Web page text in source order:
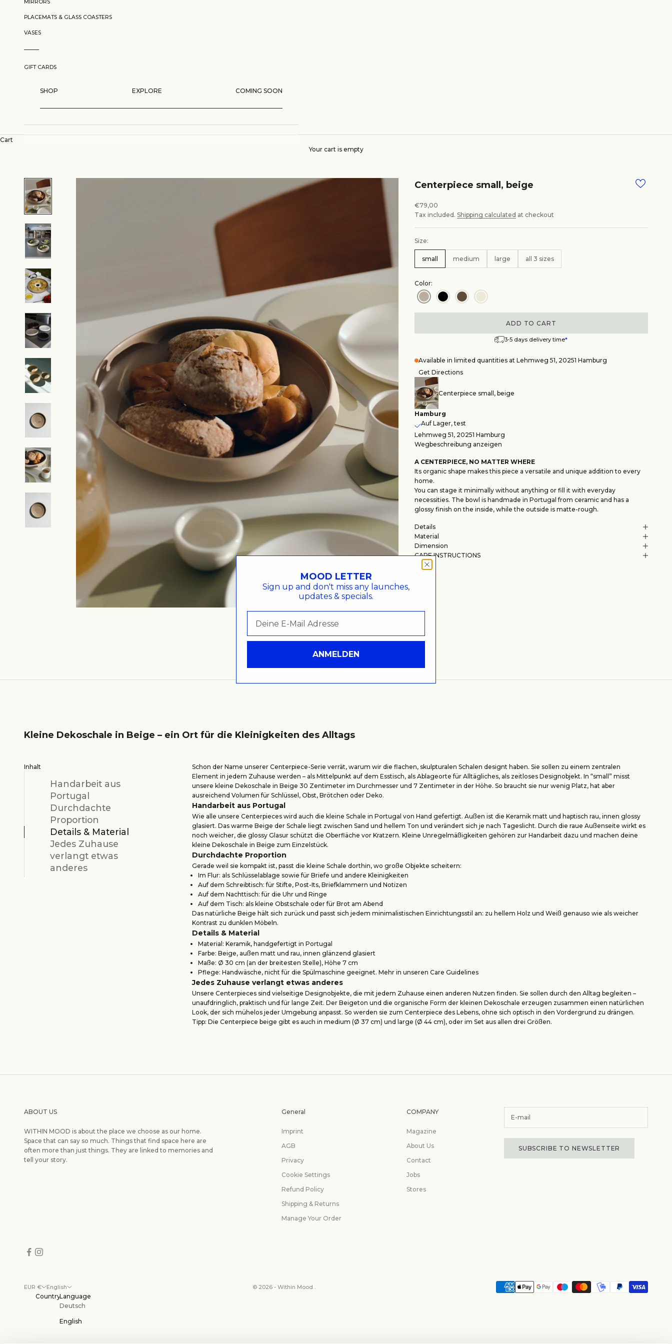
MIRRORS
PLACEMATS & GLASS COASTERS
VASES
GIFT CARDS
SHOP EXPLORE COMING SOON
Cart
Your cart is empty
Centerpiece small, beige
Sale price
€79,00
Tax included. Shipping calculated at checkout
Size:
small medium large all 3 sizes
Color:
ADD TO CART
3-5 days delivery time*
Available in limited quantities at Lehmweg 51, 20251 Hamburg
Get Directions
Centerpiece small, beige
Hamburg
Auf Lager, test
Lehmweg 51, 20251 Hamburg
Wegbeschreibung anzeigen
A CENTERPIECE, NO MATTER WHERE
Its organic shape makes this piece a versatile and unique addition to every
home.
You can stage it minimally without anything or fill it with everyday
necessities. The bowl is handmade in Portugal from ceramic and has a
glossy finish on the inside, while the outside is matte-rough.
Details
Material
Dimension
CARE INSTRUCTIONS
Kleine Dekoschale in Beige – ein Ort für die Kleinigkeiten des Alltags
Inhalt
Handarbeit aus
Portugal
Durchdachte
Proportion
Details & Material
Jedes Zuhause
verlangt etwas
anderes
Schon der Name unserer Centerpiece-Serie verrät, warum wir die flachen, skulpturalen Schalen designt haben. Sie sollen zu einem zentralen
Element in jedem Zuhause werden – als Mittelpunkt auf dem Esstisch, als Ablageorte für Alltägliches, als zeitloses Designobjekt. In “small” misst
unsere kleine Dekoschale in Beige 30 Zentimeter im Durchmesser und 7 Zentimeter in der Höhe. So braucht sie nur wenig Platz, hat aber
ausreichend Volumen für Schlüssel, Obst, Brötchen oder Deko.
Handarbeit aus Portugal
Wie alle unsere Centerpieces wird auch die kleine Schale in Portugal von Hand gefertigt. Außen ist die Keramik matt und haptisch rau, innen glossy
glasiert. Das warme Beige der Schale liegt zwischen Sand und hellem Ton und verändert sich je nach Tageslicht. Durch die raue Außenseite wirkt es
noch weicher, die glossy Glasur schützt die Oberfläche vor Kratzern. Kleine Unregelmäßigkeiten gehören zur Handarbeit dazu und machen deine
kleine Dekoschale in Beige zum Einzelstück.
Durchdachte Proportion
Gerade weil sie kompakt ist, passt die kleine Schale dorthin, wo große Objekte scheitern:
Im Flur: als Schlüsselablage sowie für Briefe und andere Kleinigkeiten
Auf dem Schreibtisch: für Stifte, Post-Its, Briefklammern und Notizen
Auf dem Nachttisch: für die Uhr und Ringe
Auf dem Tisch: als kleine Obstschale oder für Brot am Abend
Das natürliche Beige hält sich zurück und passt sich jedem minimalistischen Einrichtungsstil an: zu hellem Holz und Weiß genauso wie als weicher
Kontrast zu dunklen Möbeln.
Details & Material
Material: Keramik, handgefertigt in Portugal
Farbe: Beige, außen matt und rau, innen glänzend glasiert
Maße: Ø 30 cm (an der breitesten Stelle), Höhe 7 cm
Pflege: Handwäsche, nicht für die Spülmaschine geeignet. Mehr in unseren Care Guidelines
Jedes Zuhause verlangt etwas anderes
Unsere Centerpieces sind vielseitige Designobjekte, die mit jedem Zuhause einen anderen Nutzen finden. Sie sollen durch den Alltag begleiten –
unaufdringlich, praktisch und für lange Zeit. Der Beigeton und die organische Form der kleinen Dekoschale erzeugen zusammen einen natürlichen
Look, der sich mühelos jeder Umgebung anpasst. So werden sie zum Centerpiece des Lebens, ohne sich optisch in den Vordergrund zu drängen.
Tipp: Die Centerpiece beige gibt es auch in medium (Ø 37 cm) und large (Ø 44 cm), oder im Set aus allen drei Größen.
ABOUT US
WITHIN MOOD is about the place we choose as our home.
Space that can say so much. Things that find space here are
often more than just things. They are linked to memories and
tell your story.
General
Imprint
AGB
Privacy
Cookie Settings
Refund Policy
Shipping & Returns
Manage Your Order
COMPANY
Magazine
About Us
Contact
Jobs
Stores
SUBSCRIBE TO NEWSLETTER
EUR €
Country
English
Language
Deutsch
English
© 2026 - Within Mood .
MOOD LETTER
Sign up and don't miss any launches,
updates & specials.
ANMELDEN